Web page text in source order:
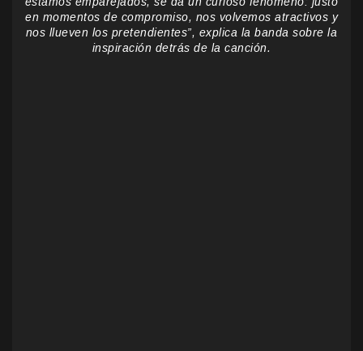
en momentos de compromiso, nos volvemos atractivos y
nos llueven los pretendientes”, explica la banda sobre la
inspiración detrás de la canción.